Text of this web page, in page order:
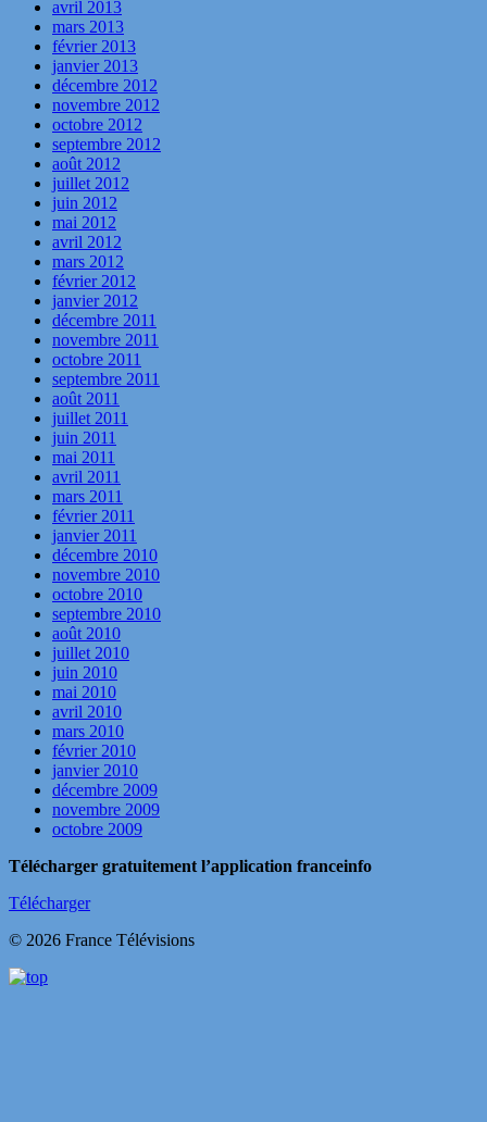
avril 2013
mars 2013
février 2013
janvier 2013
décembre 2012
novembre 2012
octobre 2012
septembre 2012
août 2012
juillet 2012
juin 2012
mai 2012
avril 2012
mars 2012
février 2012
janvier 2012
décembre 2011
novembre 2011
octobre 2011
septembre 2011
août 2011
juillet 2011
juin 2011
mai 2011
avril 2011
mars 2011
février 2011
janvier 2011
décembre 2010
novembre 2010
octobre 2010
septembre 2010
août 2010
juillet 2010
juin 2010
mai 2010
avril 2010
mars 2010
février 2010
janvier 2010
décembre 2009
novembre 2009
octobre 2009
Télécharger gratuitement l’application franceinfo
Télécharger
© 2026 France Télévisions